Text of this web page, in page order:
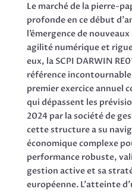
Le marché de la pierre-
profonde en ce début
l’émergence de
agilité numérique et
eux, la SCPI DARWIN
référence
premier exercice annuel
qui dépassent les
2024 par la société de
cette structure a su
économique complexe
performance robuste,
gestion active et sa
européenne. L’atteinte